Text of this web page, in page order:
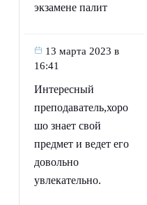
экзамене палит
13 марта 2023 в
16:41
Интересный
преподаватель,хоро
шо знает свой
предмет и ведет его
довольно
увлекательно.